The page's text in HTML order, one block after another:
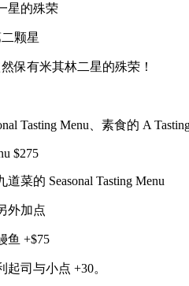
星的殊荣
颗星
保有米其林二星的殊荣！
Tasting Menu、素食的 A
$275
菜的 Seasonal Tasting Menu
外加点
鱼 +$75
起司与小点 +30。